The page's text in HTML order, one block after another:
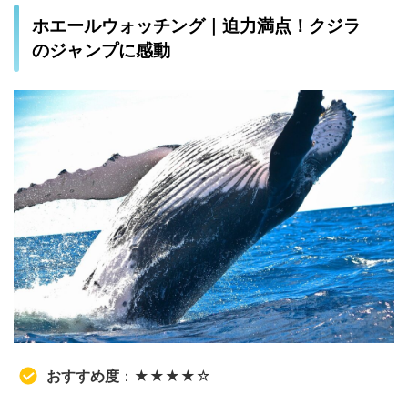
ホエールウォッチング｜迫力満点！クジラ
のジャンプに感動
おすすめ度 ：★★★★☆